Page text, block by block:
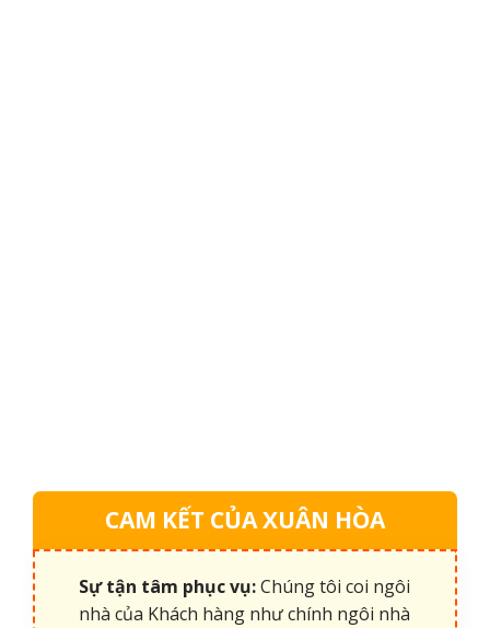
CAM KẾT CỦA XUÂN HÒA
Sự tận tâm phục vụ:Chúng tôi coi ngôi
nhà của Khách hàng như chính ngôi nhà